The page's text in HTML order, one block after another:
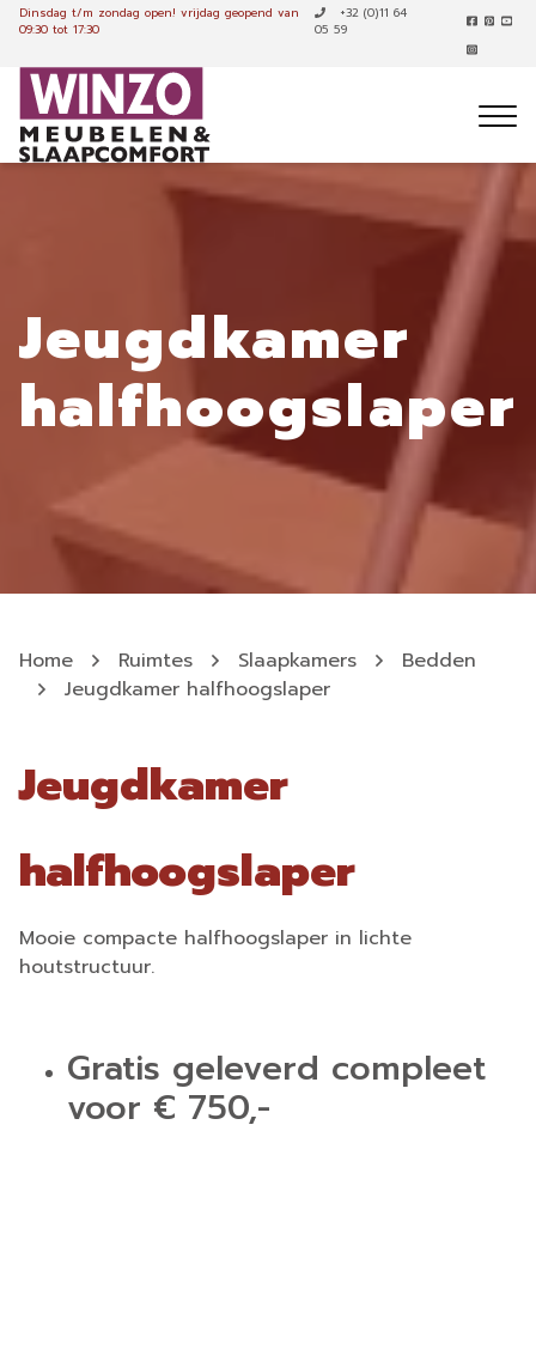
Dinsdag t/m zondag open! vrijdag geopend van
09:30 tot 17:30
+32 (0)11 64
05 59
Jeugdkamer
halfhoogslaper
Home Ruimtes Slaapkamers
Bedden
Jeugdkamer halfhoogslaper
Jeugdkamer
halfhoogslaper
Mooie compacte halfhoogslaper in lichte
houtstructuur.
Gratis geleverd compleet
voor € 750,-